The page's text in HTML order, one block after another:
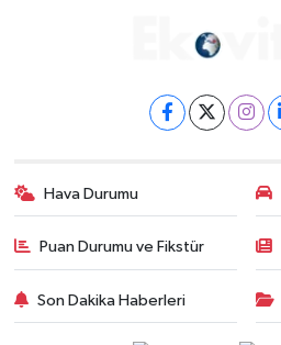
Hava Durumu
Puan Durumu ve Fikstür
Son Dakika Haberleri